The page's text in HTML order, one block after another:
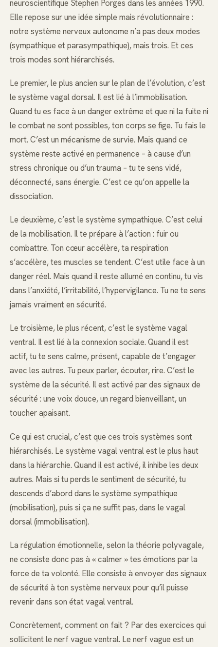
neuroscientifique Stephen Porges dans les années 1990.
Elle repose sur une idée simple mais révolutionnaire :
notre système nerveux autonome n’a pas deux modes
(sympathique et parasympathique), mais trois. Et ces
trois modes sont hiérarchisés.
Le premier, le plus ancien sur le plan de l’évolution, c’est
le système vagal dorsal. Il est lié à l’immobilisation.
Quand tu es face à un danger extrême et que ni la fuite ni
le combat ne sont possibles, ton corps se fige. Tu fais le
mort. C’est un mécanisme de survie. Mais quand ce
système reste activé en permanence – à cause d’un
stress chronique ou d’un trauma – tu te sens vidé,
déconnecté, sans énergie. C’est ce qu’on appelle la
dissociation.
Le deuxième, c’est le système sympathique. C’est celui
de la mobilisation. Il te prépare à l’action : fuir ou
combattre. Ton cœur accélère, ta respiration
s’accélère, tes muscles se tendent. C’est utile face à un
danger réel. Mais quand il reste allumé en continu, tu vis
dans l’anxiété, l’irritabilité, l’hypervigilance. Tu ne te sens
jamais vraiment en sécurité.
Le troisième, le plus récent, c’est le système vagal
ventral. Il est lié à la connexion sociale. Quand il est
actif, tu te sens calme, présent, capable de t’engager
avec les autres. Tu peux parler, écouter, rire. C’est le
système de la sécurité. Il est activé par des signaux de
sécurité : une voix douce, un regard bienveillant, un
toucher apaisant.
Ce qui est crucial, c’est que ces trois systèmes sont
hiérarchisés. Le système vagal ventral est le plus haut
dans la hiérarchie. Quand il est activé, il inhibe les deux
autres. Mais si tu perds le sentiment de sécurité, tu
descends d’abord dans le système sympathique
(mobilisation), puis si ça ne suffit pas, dans le vagal
dorsal (immobilisation).
La régulation émotionnelle, selon la théorie polyvagale,
ne consiste donc pas à « calmer » tes émotions par la
force de ta volonté. Elle consiste à envoyer des signaux
de sécurité à ton système nerveux pour qu’il puisse
revenir dans son état vagal ventral.
Concrètement, comment on fait ? Par des exercices qui
sollicitent le nerf vague ventral. Le nerf vague est un